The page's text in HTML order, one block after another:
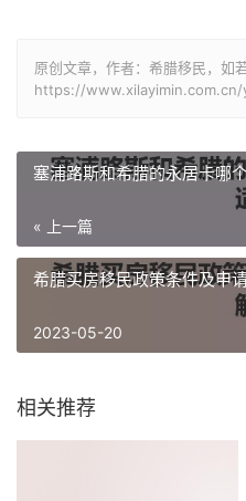
原创文章，作者：希腊移民，如
https://
塞浦路斯和希腊的永居卡哪
« 上一篇
希腊买房移民政策条件及申
2023-05-20
相关推荐